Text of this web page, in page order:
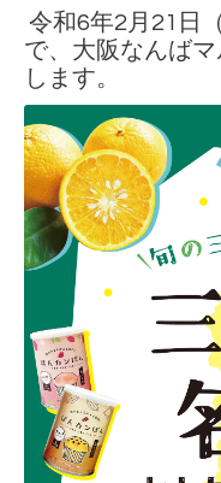
令和6年2月21日
で、大阪なんば
します。